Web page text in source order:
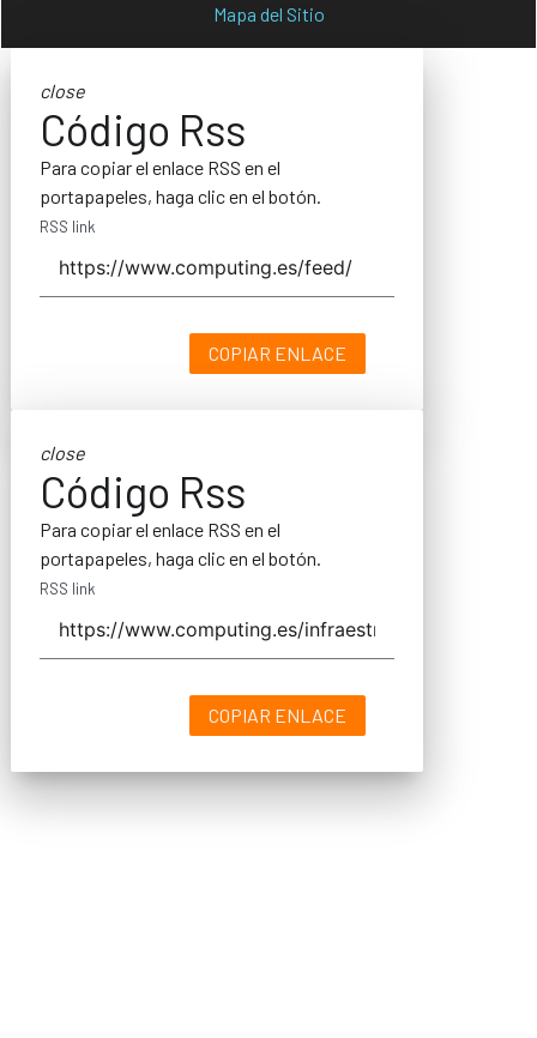
Mapa del Sitio
close
Código Rss
Para copiar el enlace RSS en el
portapapeles, haga clic en el botón.
RSS link
COPIAR ENLACE
close
Código Rss
Para copiar el enlace RSS en el
portapapeles, haga clic en el botón.
RSS link
COPIAR ENLACE